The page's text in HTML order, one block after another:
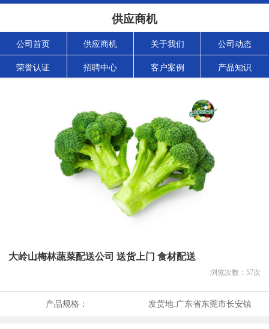
供应商机
公司首页 供应商机 关于我们 公司动态
荣誉认证 招聘中心 客户案例 产品知识
大岭山梅林蔬菜配送公司 送货上门 食材配送
浏览次数： 57次
产品规格： 发货地:广东省东莞市长安镇